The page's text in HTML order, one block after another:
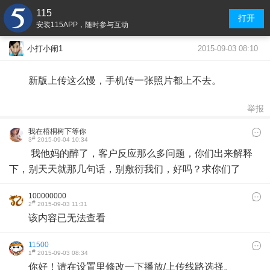
115
安装115APP，随时参与互动
打开
小打小闹1 2015-09-03 08:10
新版上传这么慢，手机传一张照片都上不去。
举报
我在梧桐树下等你
3# 2015-09-04 10:34
我他妈的醉了，客户反应那么多问题，你们出来解释
下，别天天就那几句话，别敷衍我们，好吗？求你们了
100000000
2# 2015-09-03 11:31
该内容已无法查看
11500
1# 2015-09-03 08:34
你好！请在设置里修改一下播放/上传线路选择。